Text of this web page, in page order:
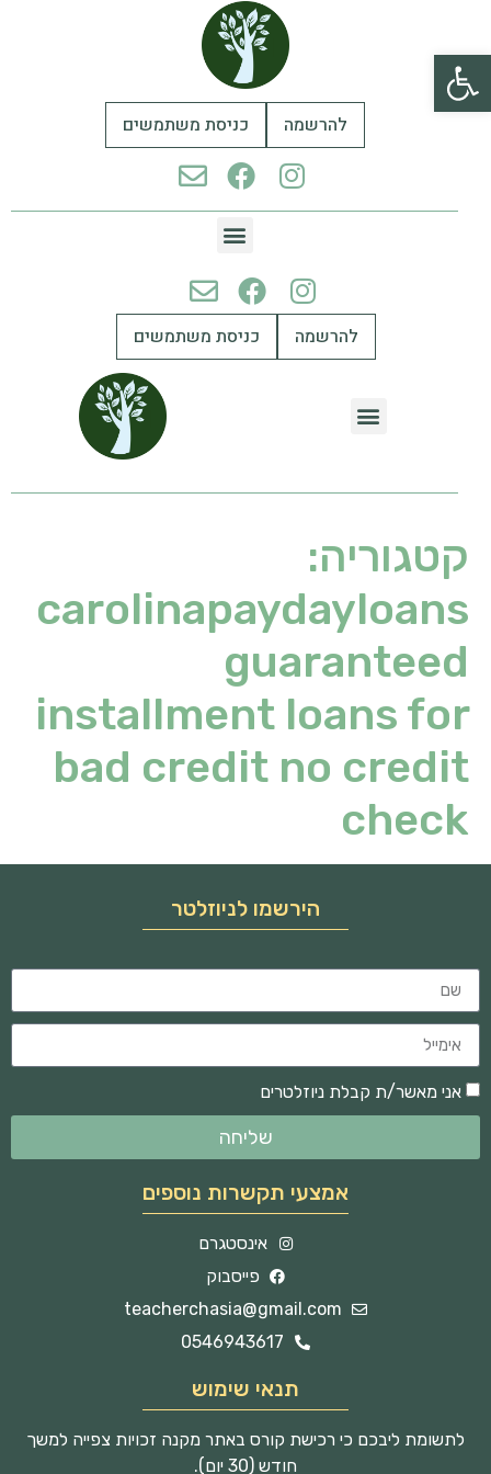
פתח סרגל נגישות
להרשמה כניסת משתמשים
להרשמה כניסת משתמשים
קטגוריה:
carolinapaydayloans
guaranteed
installment loans for
bad credit no credit
check
הירשמו לניוזלטר
אני מאשר/ת קבלת ניוזלטרים
שליחה
אמצעי תקשרות נוספים
אינסטגרם
פייסבוק
teacherchasia@gmail.com
0546943617
תנאי שימוש
לתשומת ליבכם כי רכישת קורס באתר מקנה זכויות צפייה למשך
חודש (30 יום).